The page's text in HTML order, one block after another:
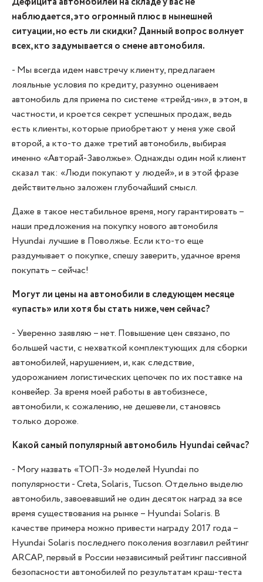
наблюдается, это огромный плюс в нынешней
ситуации, но есть ли скидки? Данный вопрос волнует
всех, кто задумывается о смене автомобиля.
- Мы всегда идем навстречу клиенту, предлагаем
лояльные условия по кредиту, разумно оцениваем
автомобиль для приема по системе «трейд-ин», в этом, в
частности, и кроется секрет успешных продаж, ведь
есть клиенты, которые приобретают у меня уже свой
второй, а кто-то даже третий автомобиль, выбирая
именно «Авторай-Заволжье». Однажды один мой клиент
сказал так: «Люди покупают у людей», и в этой фразе
действительно заложен глубочайший смысл.
Даже в такое нестабильное время, могу гарантировать –
наши предложения на покупку нового автомобиля
Hyundai лучшие в Поволжье. Если кто-то еще
раздумывает о покупке, спешу заверить, удачное время
покупать – сейчас!
Могут ли цены на автомобили в следующем месяце
«упасть» или хотя бы стать ниже, чем сейчас?
- Уверенно заявляю – нет. Повышение цен связано, по
большей части, с нехваткой комплектующих для сборки
автомобилей, нарушением, и, как следствие,
удорожанием логистических цепочек по их поставке на
конвейер. За время моей работы в автобизнесе,
автомобили, к сожалению, не дешевели, становясь
только дороже.
Какой самый популярный автомобиль Hyundai сейчас?
- Могу назвать «ТОП-3» моделей Hyundai по
популярности - Creta, Solaris, Tucson. Отдельно выделю
автомобиль, завоевавший не один десяток наград за все
время существования на рынке – Hyundai Solaris. В
качестве примера можно привести награду 2017 года –
Hyundai Solaris последнего поколения возглавил рейтинг
ARCAP, первый в России независимый рейтинг пассивной
безопасности автомобилей по результатам краш-теста